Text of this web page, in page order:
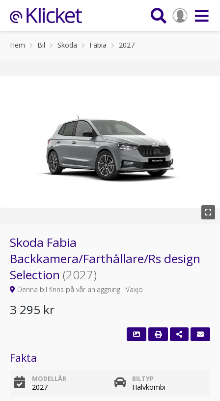
Hem Bil Skoda Fabia 2027
Skoda Fabia
Backkamera/Farthållare/Rs design
Selection (2027)
Denna bil finns på vår anläggning i Växjö
3 295 kr
Fakta
MODELLÅR
2027
BILTYP
Halvkombi